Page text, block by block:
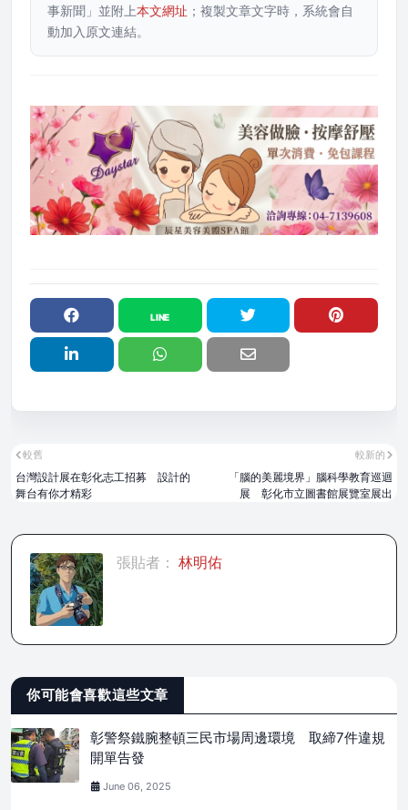
事新聞」並附上本文網址 ；複製文章文字時，系統會自
動加入原文連結。
較新的
「腦的美麗境界」腦科學教育巡迴
展 彰化市立圖書館展覽室展出
較舊
台灣設計展在彰化志工招募 設計的
舞台有你才精彩
張貼者： 林明佑
你可能會喜歡這些文章
彰警祭鐵腕整頓三民市場周邊環境 取締7件違規
開單告發
June 06, 2025